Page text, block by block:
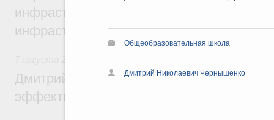
Общеобразовательная школа
Дмитрий Николаевич Чернышенко
инфраструктуры построили и обновили
инфраструктурным кредитам
Развитие сельских территорий
Дмитрий Патрушев: Синхронизация
эффективность поддержки сельских